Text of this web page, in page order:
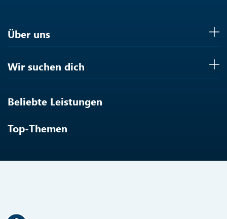
Über uns
Wir suchen dich
Beliebte Leistungen
Top-Themen